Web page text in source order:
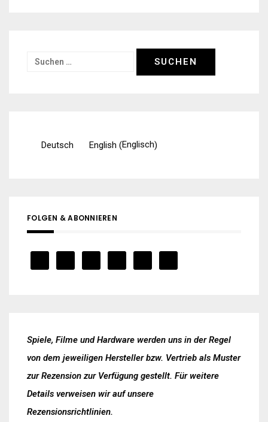
Suchen
Deutsch English (Englisch)
FOLGEN & ABONNIEREN
Spiele, Filme und Hardware werden uns in der Regel
von dem jeweiligen Hersteller bzw. Vertrieb als Muster
zur Rezension zur Verfügung gestellt. Für weitere
Details verweisen wir auf unsere
Rezensionsrichtlinien.